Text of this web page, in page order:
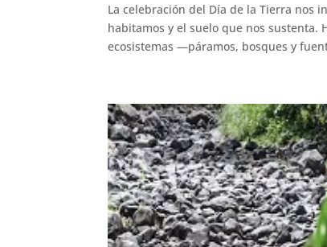
La celebración del Día de la Tierra nos
habitamos y el suelo que nos sustenta.
ecosistemas —páramos, bosques y